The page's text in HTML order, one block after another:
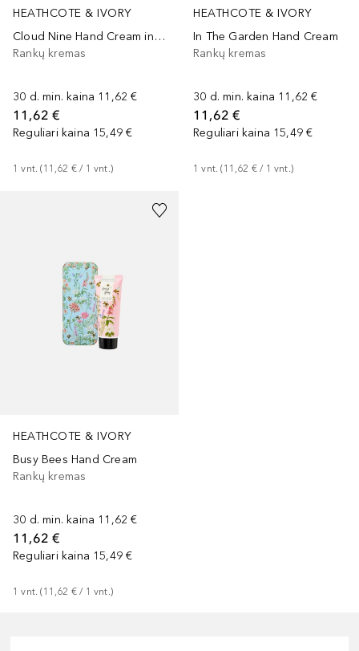
HEATHCOTE & IVORY
Cloud Nine Hand Cream in Tin
Rankų kremas
30 d. min. kaina 11,62 €
11,62 €
Reguliari kaina 15,49 €
1 vnt. (11,62 € / 1 vnt.)
HEATHCOTE & IVORY
In The Garden Hand Cream
Rankų kremas
30 d. min. kaina 11,62 €
11,62 €
Reguliari kaina 15,49 €
1 vnt. (11,62 € / 1 vnt.)
HEATHCOTE & IVORY
Busy Bees Hand Cream
Rankų kremas
30 d. min. kaina 11,62 €
11,62 €
Reguliari kaina 15,49 €
1 vnt. (11,62 € / 1 vnt.)